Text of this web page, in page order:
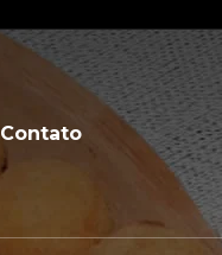
Contato